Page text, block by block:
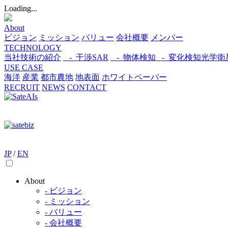
Loading...
About
ビジョン ミッション バリュー 会社概要 メンバー
TECHNOLOGY
当社技術の紹介
- 干渉SAR - 物体検知​ - 変化検知​光学衛
USE CASE
海洋 産業 都市​農地 地表面 ホワイトペーパー
RECRUIT NEWS CONTACT
JP / EN
About
- ビジョン
- ミッション
- バリュー
- 会社概要